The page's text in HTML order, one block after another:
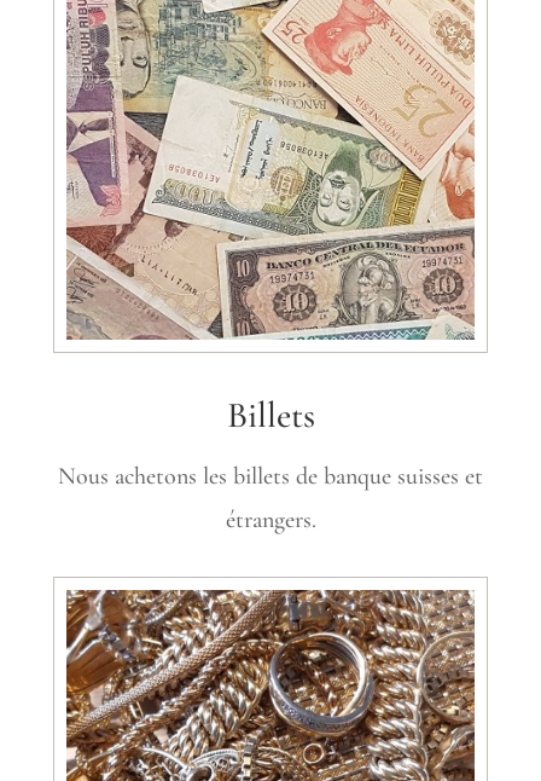
Billets
Nous achetons les billets de banque suisses et
étrangers.